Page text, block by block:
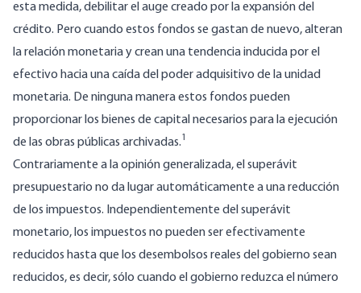
esta medida, debilitar el auge creado por la expansión del
crédito. Pero cuando estos fondos se gastan de nuevo, alteran
la relación monetaria y crean una tendencia inducida por el
efectivo hacia una caída del poder adquisitivo de la unidad
monetaria. De ninguna manera estos fondos pueden
proporcionar los bienes de capital necesarios para la ejecución
de las obras públicas archivadas.1
Contrariamente a la opinión generalizada, el superávit
presupuestario no da lugar automáticamente a una reducción
de los impuestos. Independientemente del superávit
monetario, los impuestos no pueden ser efectivamente
reducidos hasta que los desembolsos reales del gobierno sean
reducidos, es decir, sólo cuando el gobierno reduzca el número